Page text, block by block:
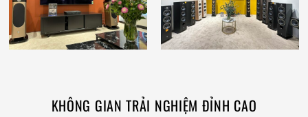
KHÔNG GIAN TRẢI NGHIỆM ĐỈNH CAO